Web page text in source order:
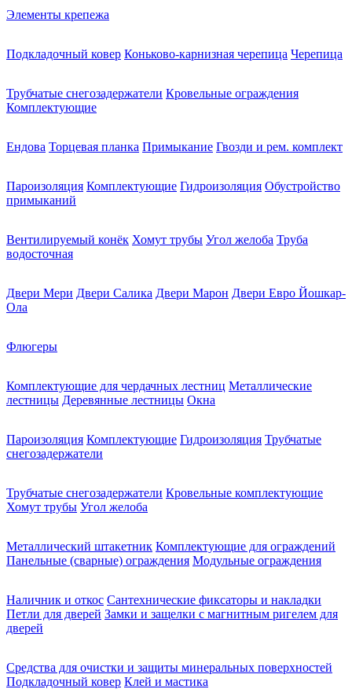
Элементы крепежа
Подкладочный ковер Коньково-карнизная черепица Черепица
Трубчатые снегозадержатели Кровельные ограждения
Комплектующие
Ендова Торцевая планка Примыкание Гвозди и рем. комплект
Пароизоляция Комплектующие Гидроизоляция Обустройство
примыканий
Вентилируемый конёк Хомут трубы Угол желоба Труба
водосточная
Двери Мери Двери Салика Двери Марон Двери Евро Йошкар-
Ола
Флюгеры
Комплектующие для чердачных лестниц Металлические
лестницы Деревянные лестницы Окна
Пароизоляция Комплектующие Гидроизоляция Трубчатые
снегозадержатели
Трубчатые снегозадержатели Кровельные комплектующие
Хомут трубы Угол желоба
Металлический штакетник Комплектующие для ограждений
Панельные (сварные) ограждения Модульные ограждения
Наличник и откос Сантехнические фиксаторы и накладки
Петли для дверей Замки и защелки с магнитным ригелем для
дверей
Средства для очистки и защиты минеральных поверхностей
Подкладочный ковер Клей и мастика